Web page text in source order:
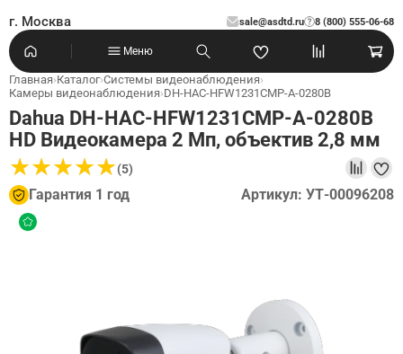
г. Москва sale@asdtd.ru 8 (800) 555-06-68
?
Меню
Главная›Каталог›Системы видеонаблюдения›
Камеры видеонаблюдения›DH-HAC-HFW1231CMP-A-0280B
Dahua DH-HAC-HFW1231CMP-A-0280B
HD Видеокамера 2 Мп, объектив 2,8 мм
★★★★★
★★★★★(5)
Гарантия 1 год Артикул: УТ-00096208